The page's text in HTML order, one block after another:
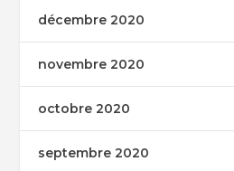
décembre 2020
novembre 2020
octobre 2020
septembre 2020